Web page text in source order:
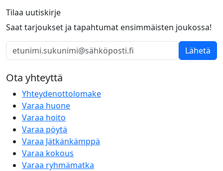
Tilaa uutiskirje
Saat tarjoukset ja tapahtumat ensimmäisten joukossa!
Lähetä
Ota yhteyttä
Yhteydenottolomake
Varaa huone
Varaa hoito
Varaa pöytä
Varaa Jätkänkämppä
Varaa kokous
Varaa ryhmämatka